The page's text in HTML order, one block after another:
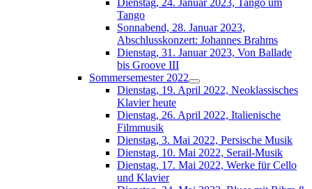
Tango
Sonnabend, 28. Januar 2023,
Abschlusskonzert: Johannes Brahms
Dienstag, 31. Januar 2023, Von Ballade
bis Groove III
Sommersemester 2022
Dienstag, 19. April 2022, Neoklassisches
Klavier heute
Dienstag, 26. April 2022, Italienische
Filmmusik
Dienstag, 3. Mai 2022, Persische Musik
Dienstag, 10. Mai 2022, Serail-Musik
Dienstag, 17. Mai 2022, Werke für Cello
und Klavier